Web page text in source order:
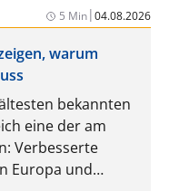
5 Min|04.08.2026
warum
bekannten
eine der am
Verbesserte
Europa und